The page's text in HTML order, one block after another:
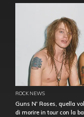
ROCK NEWS
Guns N' Roses, quella
di morire in tour con la